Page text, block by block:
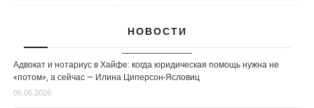
НОВОСТИ
Адвокат и нотариус в Хайфе: когда юридическая помощь нужна не
«потом», а сейчас — Илина Циперсон-Ясловиц
06.06.2026